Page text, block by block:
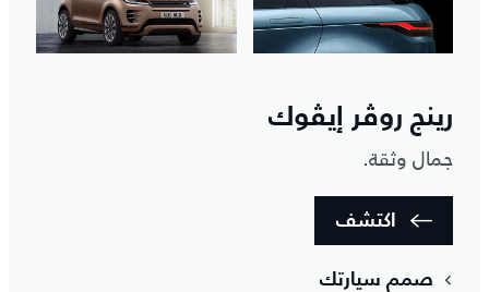
رينج روڤر إيڤوك
جمال وثقة.
اكتشف
صمم سيارتك